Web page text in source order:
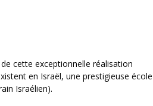
cette exceptionnelle réalisation
en Israël, une prestigieuse école
Israélien).